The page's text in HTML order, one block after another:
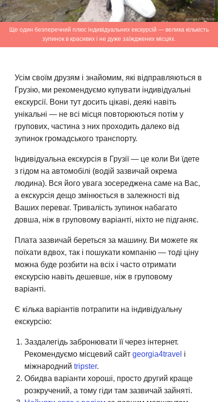
Ще один безперечний плюс індивідуальних екскурсій — велика кількість
зупинок в красивих і не дуже заїжджених місцях.
Усім своїм друзям і знайомим, які відправляються в
Грузію, ми рекомендуємо купувати індивідуальні
екскурсії. Вони тут досить цікаві, деякі навіть
унікальні — не всі місця повторюються потім у
групових, частина з них проходить далеко від
зупинок громадського транспорту.
Індивідуальна екскурсія в Грузії — це коли Ви їдете
з гідом на автомобілі (водій зазвичай окрема
людина). Вся його увага зосереджена саме на Вас,
а екскурсія дещо змінюється в залежності від
Ваших переваг. Тривалість зупинок набагато
довша, ніж в груповому варіанті, ніхто не підганяє.
Плата зазвичай береться за машину. Ви можете як
поїхати вдвох, так і пошукати компанію — тоді ціну
можна буде розбити на всіх і часто отримати
екскурсію навіть дешевше, ніж в груповому
варіанті.
Є кілька варіантів потрапити на індивідуальну
екскурсію:
Заздалегідь забронювати її через інтернет.
Рекомендуємо місцевий сайт georgia4travel і
міжнародний tripster.
Обидва варіанти хороші, просто другий краще
розкручений, а тому гіди там зазвичай зайняті.